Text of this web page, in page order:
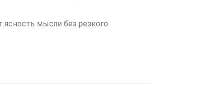
ясность мысли без резкого